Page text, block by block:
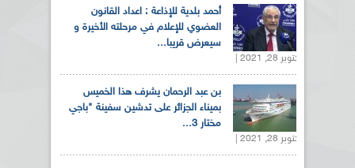
أحمد بلدية للإذاعة : اعداد القانون
العضوي للإعلام في مرحلته الأخيرة و
سيعرض قريبا...
أكتوبر 28, 2021 |
بن عبد الرحمان يشرف هذا الخميس
بميناء الجزائر على تدشين سفينة "باجي
مختار 3...
أكتوبر 28, 2021 |